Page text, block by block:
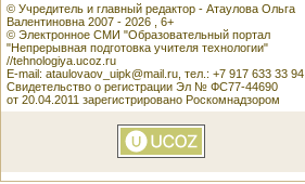
© Учредитель и главный редактор - Атаулова Ольга
Валентиновна 2007 - 2026 , 6+
© Электронное СМИ "Образовательный портал
"Непрерывная подготовка учителя технологии"
//tehnologiya.ucoz.ru
E-mail: ataulovaov_uipk@mail.ru, тел.: +7 917 633 33 94
Свидетельство о регистрации Эл № ФС77-44690
от 20.04.2011 зарегистрировано Роскомнадзором